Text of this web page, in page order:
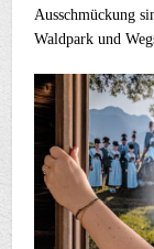
Ausschmückung
Waldpark und